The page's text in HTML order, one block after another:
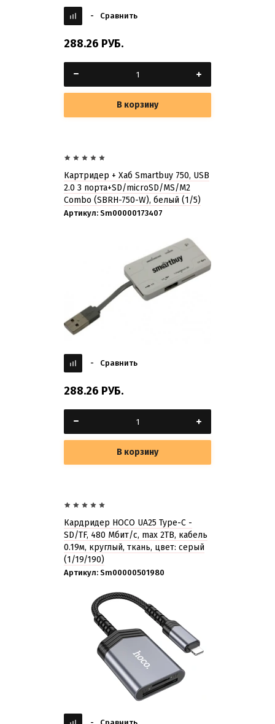
- Сравнить
288.26 РУБ.
В корзину
Картридер + Хаб Smartbuy 750, USB
2.0 3 порта+SD/microSD/MS/M2
Combo (SBRH-750-W), белый (1/5)
Артикул: Sm00000173407
- Сравнить
288.26 РУБ.
В корзину
Кардридер HOCO UA25 Type-C -
SD/TF, 480 Мбит/с, max 2TB, кабель
0.19м, круглый, ткань, цвет: серый
(1/19/190)
Артикул: Sm00000501980